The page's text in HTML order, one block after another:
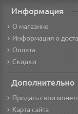
Информация
О магазине
Информация о
Оплата
Скидки
Дополнительно
Продать свои
Карта сайта